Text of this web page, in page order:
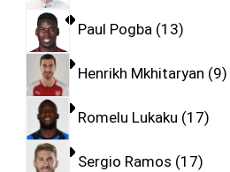
Paul Pogba 13
Henrikh Mkhitaryan 9
Romelu Lukaku 17
Sergio Ramos 17